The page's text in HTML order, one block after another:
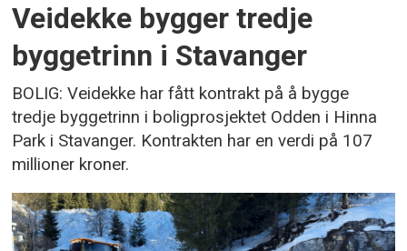
Veidekke bygger tredje
byggetrinn i Stavanger
BOLIG: Veidekke har fått kontrakt på å bygge
tredje byggetrinn i boligprosjektet Odden i Hinna
Park i Stavanger. Kontrakten har en verdi på 107
millioner kroner.